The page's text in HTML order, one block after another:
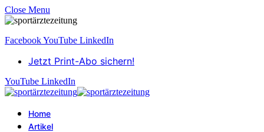
Close Menu
FacebookYouTube LinkedIn
Jetzt Print-Abo sichern!
YouTube LinkedIn
Home
Artikel